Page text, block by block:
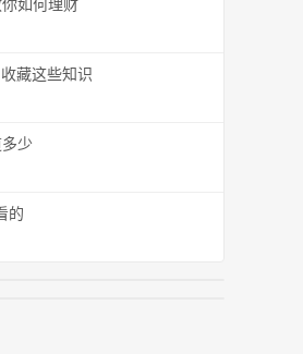
如何理财
藏这些知识
少
的